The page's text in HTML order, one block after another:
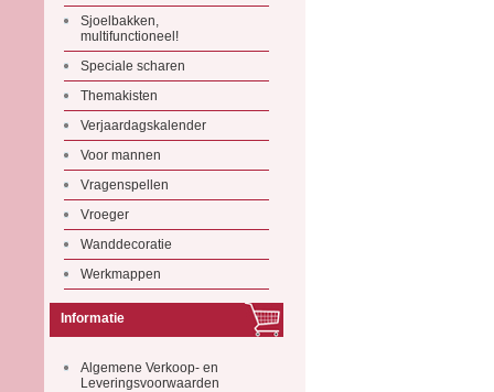
Sjoelbakken,
multifunctioneel!
Speciale scharen
Themakisten
Verjaardagskalender
Voor mannen
Vragenspellen
Vroeger
Wanddecoratie
Werkmappen
Informatie
Algemene Verkoop- en
Leveringsvoorwaarden